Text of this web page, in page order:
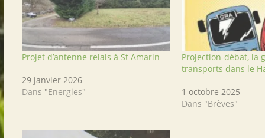
Projet d’antenne relais à St Amarin
29 janvier 2026
Dans "Energies"
Projection-débat, la
transports dans le
1 octobre 2025
Dans "Brèves"